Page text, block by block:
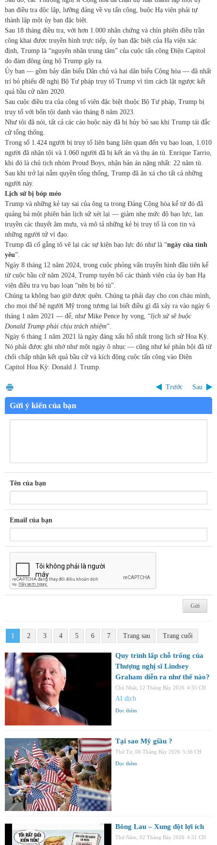
ban điều tra độc lập, lưỡng đảng về vụ tấn công, buộc Hạ viện phải tự
thành lập một ủy ban đặc biệt.
Sau 18 tháng điều tra, với hơn 1.000 nhân chứng và chín phiên điều trần
công khai được truyền hình trực tiếp, ủy ban đặc biệt của Hạ viện xác
định, Trump là “nguyên nhân trung tâm” của cuộc tấn công Điện Capitol
do đám đông ủng hộ Trump gây ra.
Ủy ban — gồm bảy dân biểu Dân chủ và hai dân biểu Cộng hòa — đã nhất
trí bỏ phiếu đề nghị Bộ Tư pháp truy tố Trump vì tìm cách lật ngược kết
quả bầu cử năm 2020.
Sau cuộc điều tra của công tố viên đặc biệt thuộc Bộ Tư pháp, Trump bị
truy tố với bốn tội danh vào tháng 8 năm 2023.
Như tôi đã nói, tất cả các cáo buộc này đã bị hủy bỏ sau khi Trump tái đắc
cử tổng thống.
Trong số 1.424 người bị truy tố liên bang liên quan đến vụ bạo loạn, 1.010
người đã nhận tội và 1.060 người đã bị kết án và thụ án tù. Enrique Tarrio,
khi đó là chủ tịch nhóm Proud Boys, nhận bản án nặng nhất: 22 năm tù.
Sau khi trở lại nắm quyền tổng thống, Trump đã ân xá cho tất cả những
người này.
Lịch sử bị bóp méo
Trump và những kẻ tay sai của ông ta trong Đảng Cộng hòa kể từ đó đã
quảng bá một phiên bản lịch sử xét lại — giảm nhẹ mức độ bạo lực, lan
truyền các thuyết âm mưu, và mô tả những kẻ bị truy tố là con tin và
những người tử vì đạo.
Trump đã cố gắng tô vẽ lại các sự kiện bạo lực đó như là “ngày của tình
yêu”.
Ngày 8 tháng 12 năm 2024, trong cuộc phỏng vấn truyền hình đầu tiên kể
từ cuộc bầu cử năm 2024, Trump tuyên bố các thành viên của ủy ban Hạ
viện điều tra vụ bạo loạn “nên bị bỏ tù”.
Chúng ta không bao giờ được quên. Chúng ta phải dạy cho con cháu mình,
cho mọi thế hệ người Mỹ trong tương lai biết điều gì đã xảy ra vào ngày 6
tháng 1 năm 2021 — để, như Mike Pence hy vọng, “lịch sử sẽ buộc
Donald Trump phải chịu trách nhiệm”.
Ngày 6 tháng 1 năm 2021 là ngày đáng xấu hổ nhất trong lịch sử Hoa Kỳ.
Nó phải được ghi nhớ như một ngày ô nhục — cũng như kẻ phản bội đã từ
chối chấp nhận kết quả bầu cử và kích động cuộc tấn công vào Điện
Capitol Hoa Kỳ: Donald J. Trump.
Trước Sau
Gửi ý kiến của bạn
Tên của bạn
Email của bạn
1 2 3 4 5 6 7 Trang sau Trang cuối
Quy trình lấp chỗ trống của
Thượng nghị sĩ Lindsey
Graham diễn ra như thế nào?
Chủ Nhật, 12 Tháng Bảy 2026 4:35 CH
AI dịch
Đọc thêm
Tại sao Mỹ giầu ?
Thứ Tư, 08 Tháng Bảy 2026 5:36 CH
Đọc thêm
Bông Lau – Xung đột lợi ích
Thứ Năm, 02 Tháng Bảy 2026 4:51 CH